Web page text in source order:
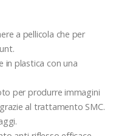
a pellicola che per
in plastica con una
per produrre immagini
al trattamento SMC.